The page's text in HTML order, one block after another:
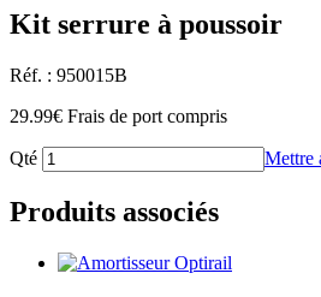
Kit serrure à poussoir
Réf. : 950015B
29.99€ Frais de port compris
Qté Mettre
Produits associés